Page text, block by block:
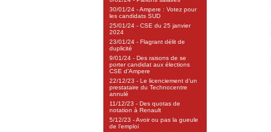
30/01/24 - Ampere : Votez pour
les candidats SUD
25/01/24 - CSE du 25 janvier
2024
23/01/24 - Flagrant délit de
duplicité
9/01/24 - Des raisons de se
porter candidat aux élections
CSE d’Ampere
22/12/23 - Le licenciement d’un
prestataire du Technocentre
annulé
11/12/23 - Des quotas de
notation à Renault
5/12/23 - Avoir ou pas la gueule
de l’emploi